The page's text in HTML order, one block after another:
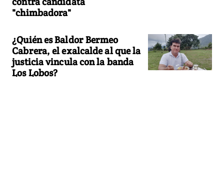
"chimbadora"
¿Quién es Baldor Bermeo
Cabrera, el exalcalde al que la
justicia vincula con la banda
Los Lobos?